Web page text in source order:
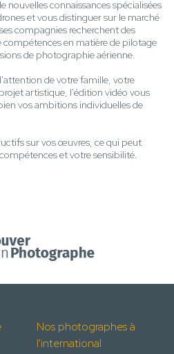
nouvelles connaissances spécialisées
et vous distinguer sur le marché
compagnies recherchent des
compétences en matière de pilotage
de photographie aérienne.
de votre famille, votre
artistique, l'édition vidéo vous
vos ambitions individuelles de
sur vos œuvres, ce qui peut
et votre sensibilité.
Nos photographes à
l'international